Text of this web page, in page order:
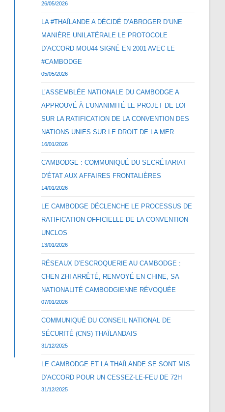
26/05/2026
LA #THAÏLANDE A DÉCIDÉ D’ABROGER D’UNE
MANIÈRE UNILATÉRALE LE PROTOCOLE
D’ACCORD MOU44 SIGNÉ EN 2001 AVEC LE
#CAMBODGE
05/05/2026
L’ASSEMBLÉE NATIONALE DU CAMBODGE A
APPROUVÉ À L’UNANIMITÉ LE PROJET DE LOI
SUR LA RATIFICATION DE LA CONVENTION DES
NATIONS UNIES SUR LE DROIT DE LA MER
16/01/2026
CAMBODGE : COMMUNIQUÉ DU SECRÉTARIAT
D’ÉTAT AUX AFFAIRES FRONTALIÈRES
14/01/2026
LE CAMBODGE DÉCLENCHE LE PROCESSUS DE
RATIFICATION OFFICIELLE DE LA CONVENTION
UNCLOS
13/01/2026
RÉSEAUX D’ESCROQUERIE AU CAMBODGE :
CHEN ZHI ARRÊTÉ, RENVOYÉ EN CHINE, SA
NATIONALITÉ CAMBODGIENNE RÉVOQUÉE
07/01/2026
COMMUNIQUÉ DU CONSEIL NATIONAL DE
SÉCURITÉ (CNS) THAÏLANDAIS
31/12/2025
LE CAMBODGE ET LA THAÏLANDE SE SONT MIS
D’ACCORD POUR UN CESSEZ-LE-FEU DE 72H
31/12/2025